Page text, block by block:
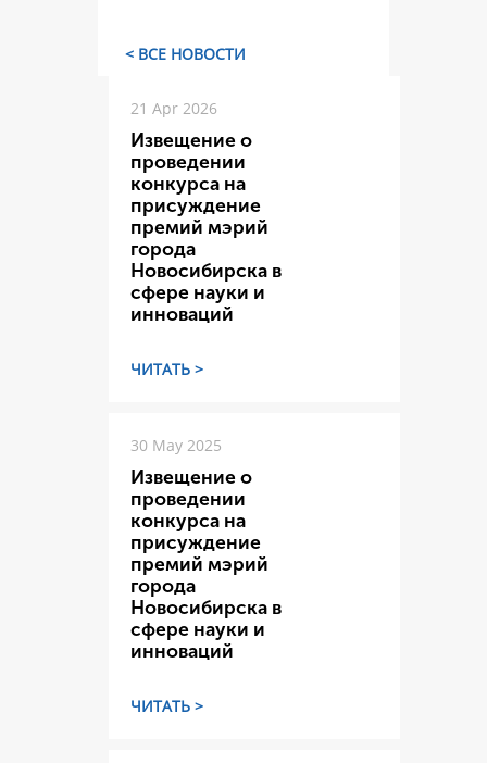
< ВСЕ НОВОСТИ
21 Apr 2026
Извещение о
проведении
конкурса на
присуждение
премий мэрий
города
Новосибирска в
сфере науки и
инноваций
ЧИТАТЬ >
30 May 2025
Извещение о
проведении
конкурса на
присуждение
премий мэрий
города
Новосибирска в
сфере науки и
инноваций
ЧИТАТЬ >